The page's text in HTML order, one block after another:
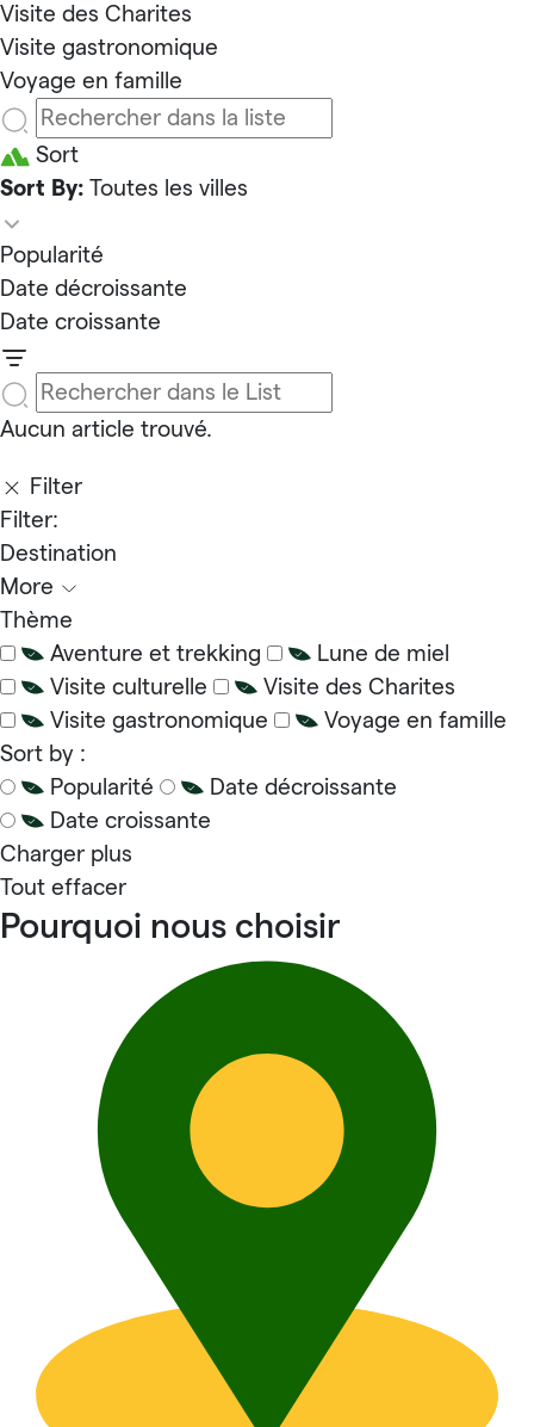
Visite des Charites
Visite gastronomique
Voyage en famille
Sort
Sort By: Toutes les villes
Popularité
Date décroissante
Date croissante
Aucun article trouvé.
Filter
Filter:
Destination
More
Thème
Aventure et trekking
Lune de miel
Visite culturelle
Visite des Charites
Visite gastronomique
Voyage en famille
Sort by :
Popularité
Date décroissante
Date croissante
Charger plus
Tout effacer
Pourquoi nous choisir